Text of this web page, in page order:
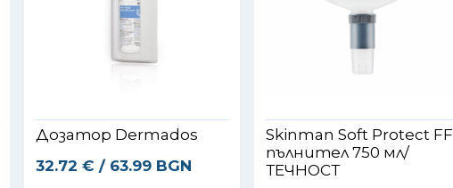
Дозатор Dermados
32.72 € / 63.99 BGN
Skinman Soft Protect FF
пълнител 750 мл/
ТЕЧНОСТ